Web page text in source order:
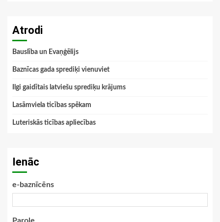
Atrodi
Bauslība un Evaņģēlijs
Baznīcas gada sprediķi vienuviet
Ilgi gaidītais latviešu sprediķu krājums
Lasāmviela ticības spēkam
Luteriskās ticības apliecības
Ienāc
e-baznīcēns